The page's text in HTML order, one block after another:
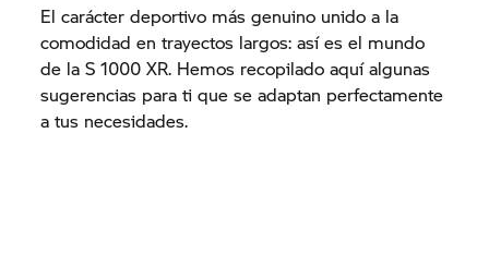
El carácter deportivo más genuino unido a la
comodidad en trayectos largos: así es el mundo
de laS 1000 XR. Hemos recopilado aquí algunas
sugerencias para ti que se adaptan perfectamente
a tus necesidades.